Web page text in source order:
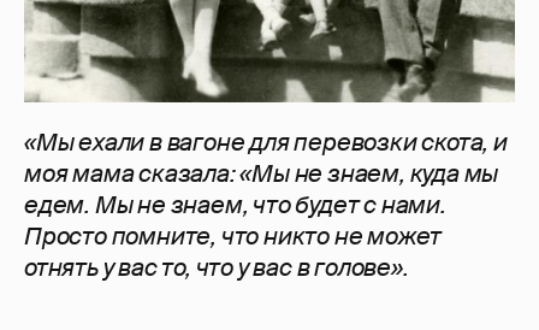
«Мы ехали в вагоне для перевозки скота, и
моя мама сказала: «Мы не знаем, куда мы
едем. Мы не знаем, что будет с нами.
Просто помните, что никто не может
отнять у вас то, что у вас в голове».